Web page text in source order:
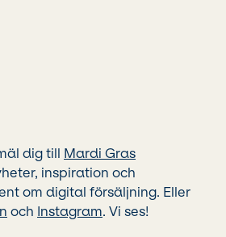
dig till Mardi Gras
inspiration och
om digital försäljning. Eller
och Instagram. Vi ses!